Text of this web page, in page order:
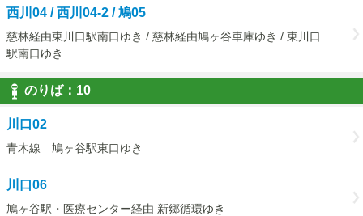
西川04 / 西川04-2 / 鳩05
慈林経由東川口駅南口ゆき / 慈林経由鳩ヶ谷車庫ゆき / 東川口
駅南口ゆき
のりば： 10
10
川口02
青木線 鳩ヶ谷駅東口ゆき
川口06
鳩ヶ谷駅・医療センター経由 新郷循環ゆき